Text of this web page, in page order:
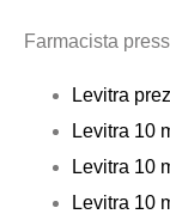
Farmacista
Levitra
Levitra 10
Levitra 10
Levitra 10